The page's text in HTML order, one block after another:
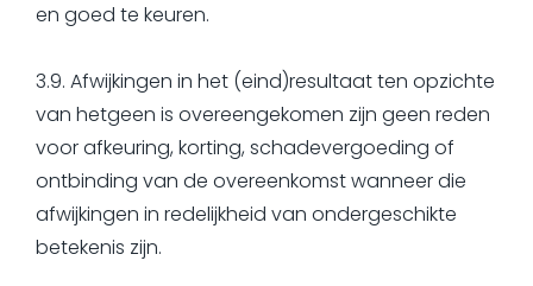
en goed te keuren.
3.9. Afwijkingen in het (eind)resultaat ten opzichte
van hetgeen is overeengekomen zijn geen reden
voor afkeuring, korting, schadevergoeding of
ontbinding van de overeenkomst wanneer die
afwijkingen in redelijkheid van ondergeschikte
betekenis zijn.